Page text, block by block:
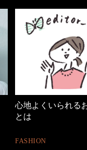
【ワーママのきれ
ュアル通勤】
FASHION